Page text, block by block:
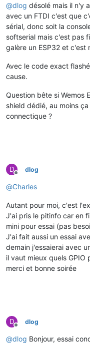
@dlog désolé mais il n'y
avec un FTDI c'est que
sérial, donc soit la
softserial mais c'est pas
galère un ESP32 et c'est
Avec le code exact
cause.
Question bête si Wemos
shield dédié, au moins
connectique ?
D
Offline
dlog
@Charles
Autant pour moi, c'est
J'ai pris le pitinfo car en
mini pour essai (pas
J'ai fait aussi un essai
demain j'essaierai avec
il vaut mieux quels GPIO
merci et bonne soirée
D
Offline
dlog
@dlog Bonjour, essai